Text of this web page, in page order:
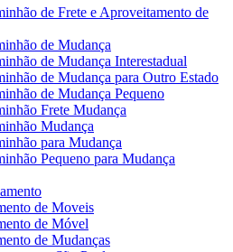
de Frete e Aproveitamento de
de Mudança
de Mudança Interestadual
de Mudança para Outro Estado
de Mudança Pequeno
Frete Mudança
Mudança
para Mudança
Pequeno para Mudança
de Moveis
de Móvel
de Mudanças